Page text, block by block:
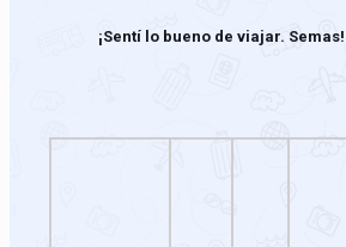
¡Sentí lo bueno de viajar. Semas!